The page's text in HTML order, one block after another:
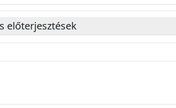
előterjesztések